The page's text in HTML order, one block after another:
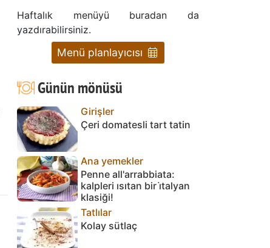
Haftalık menüyü buradan da
yazdırabilirsiniz.
Menü planlayıcısı
Günün mönüsü
Girişler
Çeri domatesli tart tatin
Ana yemekler
Penne all'arrabbiata:
kalpleri ısıtan bir i̇talyan
klasiği!
Tatlılar
Kolay sütlaç